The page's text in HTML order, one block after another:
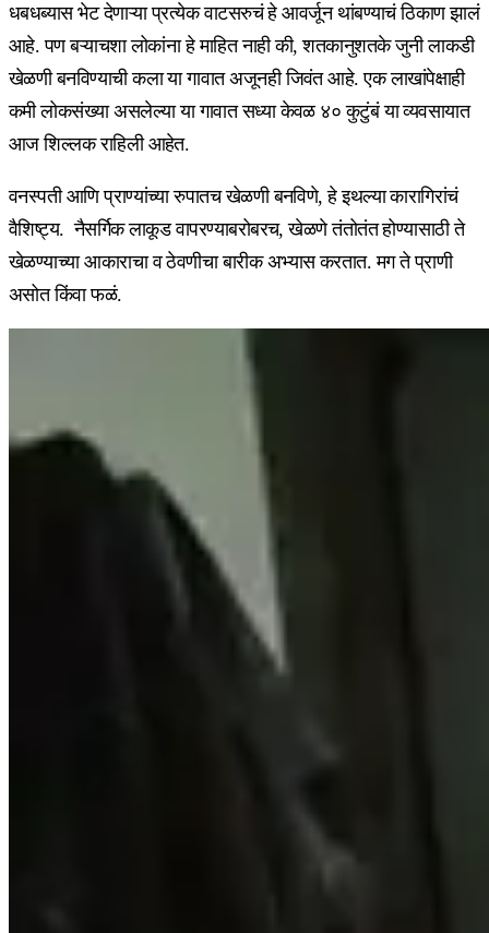
धबधब्यास भेट देणाऱ्या प्रत्येक वाटसरुचं हे आवर्जून थांबण्याचं ठिकाण झालं
आहे. पण बऱ्याचशा लोकांना हे माहित नाही की, शतकानुशतके जुनी लाकडी
खेळणी बनविण्याची कला या गावात अजूनही जिवंत आहे. एक लाखांपेक्षाही
कमी लोकसंख्या असलेल्या या गावात सध्या केवळ ४० कुटुंबं या व्यवसायात
आज शिल्लक राहिली आहेत.
वनस्पती आणि प्राण्यांच्या रुपातच खेळणी बनविणे, हे इथल्या कारागिरांचं
वैशिष्ट्य. नैसर्गिक लाकूड वापरण्याबरोबरच, खेळणे तंतोतंत होण्यासाठी ते
खेळण्याच्या आकाराचा व ठेवणीचा बारीक अभ्यास करतात. मग ते प्राणी
असोत किंवा फळं.